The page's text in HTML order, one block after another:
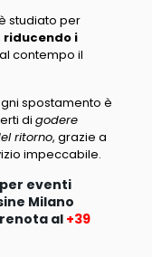
studiato per
i
contempo il
spostamento è
di godere
ritorno, grazie a
impeccabile.
eventi
Milano
al +39